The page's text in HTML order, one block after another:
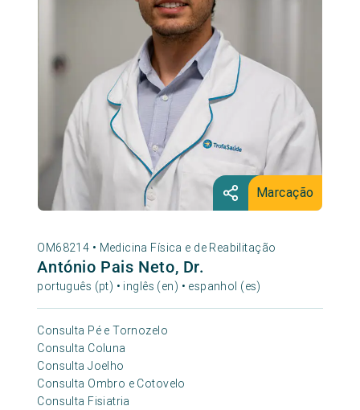
Marcação
OM68214 • Medicina Física e de Reabilitação
António Pais Neto, Dr.
português (pt) • inglês (en) • espanhol (es)
Consulta Pé e Tornozelo
Consulta Coluna
Consulta Joelho
Consulta Ombro e Cotovelo
Consulta Fisiatria